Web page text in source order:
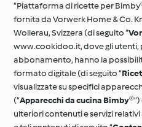
“Piattaforma di ricette per
fornita da Vorwerk Home & Co.
Wollerau, Svizzera (di seguito “
www.cookidoo.it, dove gli utenti,
abbonamento, hanno la
formato digitale (di seguito “
visualizzate su specifici
(“Apparecchi da cucina Bimby®
ulteriori contenuti e servizi